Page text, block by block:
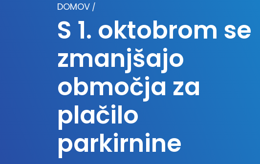
DOMOV /
S 1. oktobrom se
zmanjšajo
območja za
plačilo
parkirnine